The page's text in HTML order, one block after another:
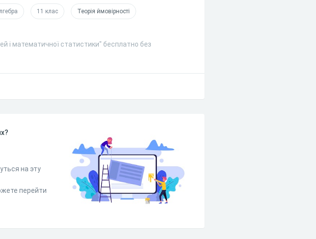
11 клас Теорія ймовірності
і математичної статистики" бесплатно без
на эту
перейти